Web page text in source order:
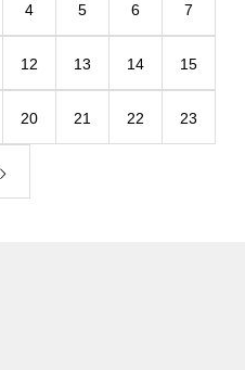
4 5 6 7
12 13 14 15
20 21 22 23